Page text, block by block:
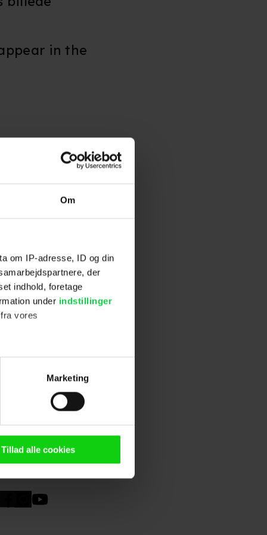
Om
om IP-adresse, ID og din
der
indhold, foretage
under indstillinger
vores
browser til statistik og
tilgår oplysninger på din
lave
Marketing
Tillad alle cookies
in the
skal
2018.